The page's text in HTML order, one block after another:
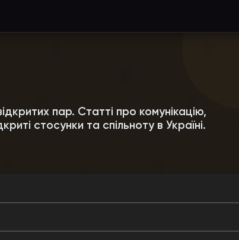
пар. Статті про комунікацію,
стосунки та спільноту в Україні.